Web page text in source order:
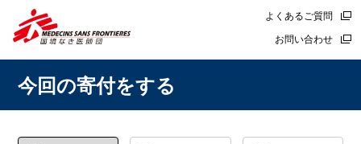
よくあるご質問
お問い合わせ
今回の寄付をする